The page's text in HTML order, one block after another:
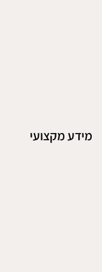
מידע מקצועי